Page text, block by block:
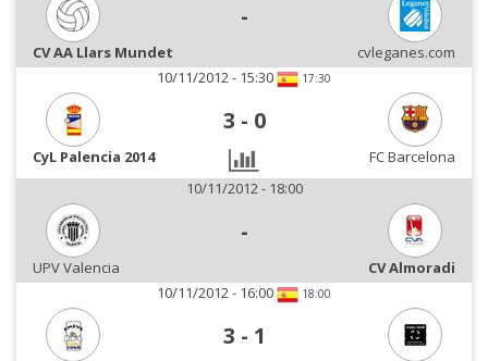
-
CV AA Llars Mundet
cvleganes.com
10/11/2012 - 15:30
17:30
3 - 0
CyL Palencia 2014
FC Barcelona
10/11/2012 - 18:00
-
UPV Valencia
CV Almoradi
10/11/2012 - 16:00
18:00
3 - 1